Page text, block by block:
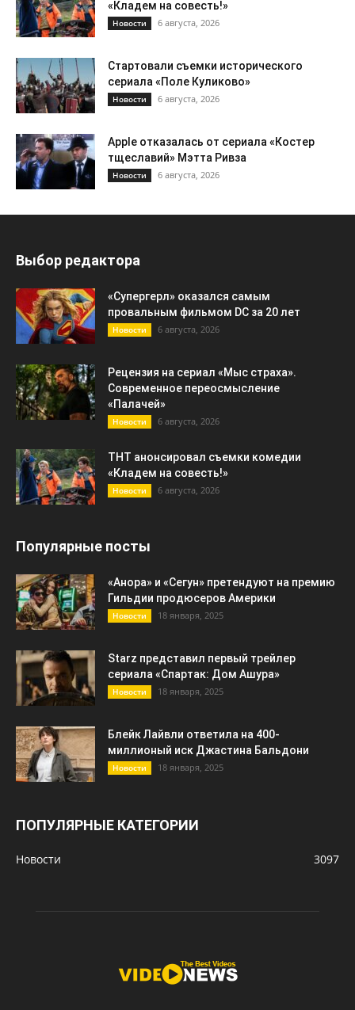
«Кладем на совесть!»
Новости 6 августа, 2026
Стартовали съемки исторического
сериала «Поле Куликово»
Новости 6 августа, 2026
Apple отказалась от сериала «Костер
тщеславий» Мэтта Ривза
Новости 6 августа, 2026
Выбор редактора
«Супергерл» оказался самым
провальным фильмом DC за 20 лет
Новости 6 августа, 2026
Рецензия на сериал «Мыс страха».
Современное переосмысление
«Палачей»
Новости 6 августа, 2026
ТНТ анонсировал съемки комедии
«Кладем на совесть!»
Новости 6 августа, 2026
Популярные посты
«Анора» и «Сегун» претендуют на премию
Гильдии продюсеров Америки
Новости 18 января, 2025
Starz представил первый трейлер
сериала «Спартак: Дом Ашура»
Новости 18 января, 2025
Блейк Лайвли ответила на 400-
миллионый иск Джастина Бальдони
Новости 18 января, 2025
ПОПУЛЯРНЫЕ КАТЕГОРИИ
Новости 3097